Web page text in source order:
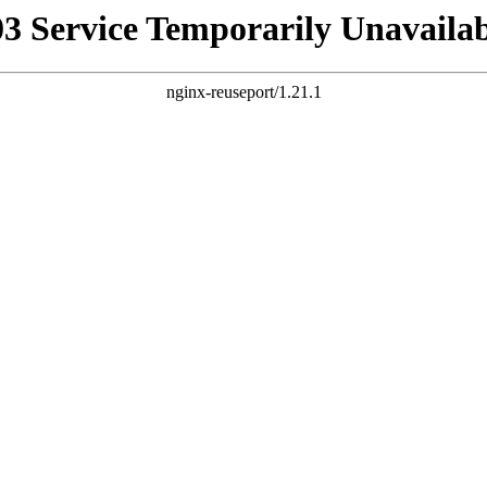
Service Temporarily
nginx-reuseport/1.21.1